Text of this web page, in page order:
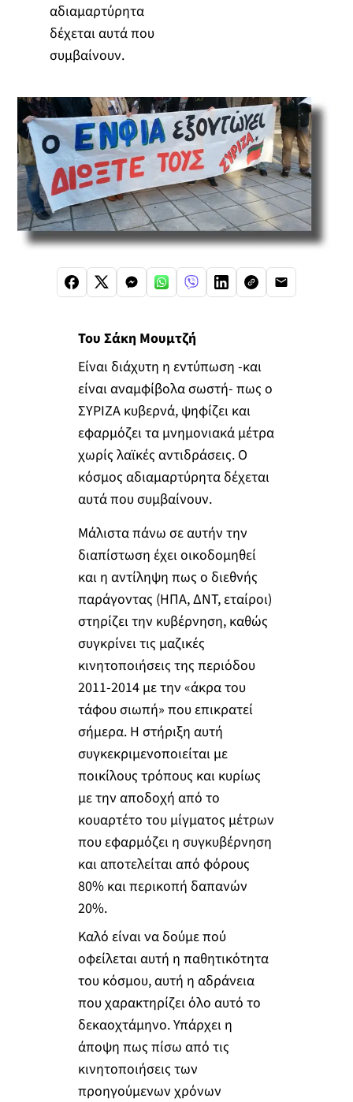
αδιαμαρτύρητα
δέχεται αυτά που
συμβαίνουν.
Του Σάκη Μουμτζή
Είναι διάχυτη η εντύπωση -και
είναι αναμφίβολα σωστή- πως ο
ΣΥΡΙΖΑ κυβερνά, ψηφίζει και
εφαρμόζει τα μνημονιακά μέτρα
χωρίς λαϊκές αντιδράσεις. Ο
κόσμος αδιαμαρτύρητα δέχεται
αυτά που συμβαίνουν.
Μάλιστα πάνω σε αυτήν την
διαπίστωση έχει οικοδομηθεί
και η αντίληψη πως ο διεθνής
παράγοντας (ΗΠΑ, ΔΝΤ, εταίροι)
στηρίζει την κυβέρνηση, καθώς
συγκρίνει τις μαζικές
κινητοποιήσεις της περιόδου
2011-2014 με την «άκρα του
τάφου σιωπή» που επικρατεί
σήμερα. Η στήριξη αυτή
συγκεκριμενοποιείται με
ποικίλους τρόπους και κυρίως
με την αποδοχή από το
κουαρτέτο του μίγματος μέτρων
που εφαρμόζει η συγκυβέρνηση
και αποτελείται από φόρους
80% και περικοπή δαπανών
20%.
Καλό είναι να δούμε πού
οφείλεται αυτή η παθητικότητα
του κόσμου, αυτή η αδράνεια
που χαρακτηρίζει όλο αυτό το
δεκαοχτάμηνο. Υπάρχει η
άποψη πως πίσω από τις
κινητοποιήσεις των
προηγούμενων χρόνων